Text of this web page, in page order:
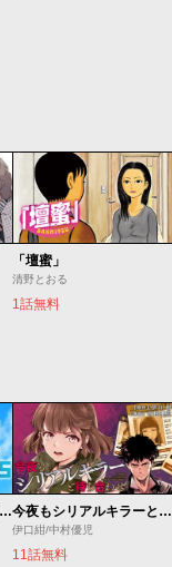
「壇蜜」
清野とおる
1話無料
魔法少女リリカルなのは EXCEEDS 今夜もシリアルキラーと待ち合わせ
伊口紺/中村優児
11話無料